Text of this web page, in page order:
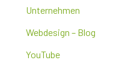
Unternehmen
Webdesign – Blog
YouTube